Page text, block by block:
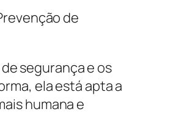
de
segurança e os
ela está apta a
humana e